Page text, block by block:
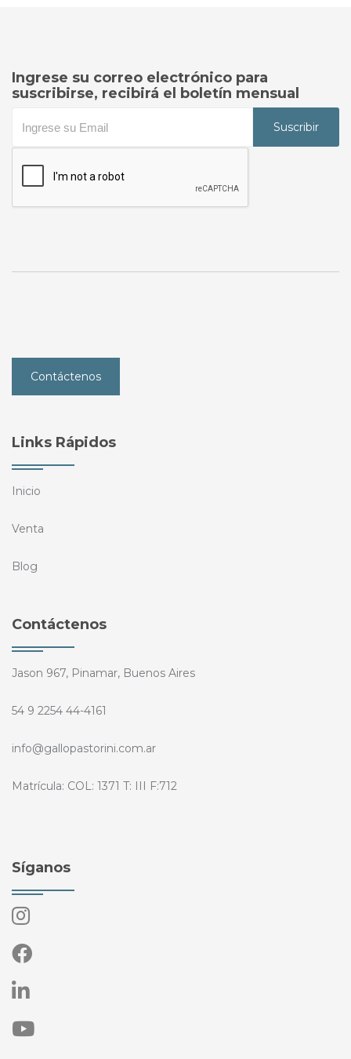
Ingrese su correo electrónico para
suscribirse, recibirá el boletín mensual
Suscribir
Contáctenos
Links Rápidos
Inicio
Venta
Blog
Contáctenos
Jason 967, Pinamar, Buenos Aires
54 9 2254 44-4161
info@gallopastorini.com.ar
Matrícula: COL: 1371 T: III F:712
Síganos